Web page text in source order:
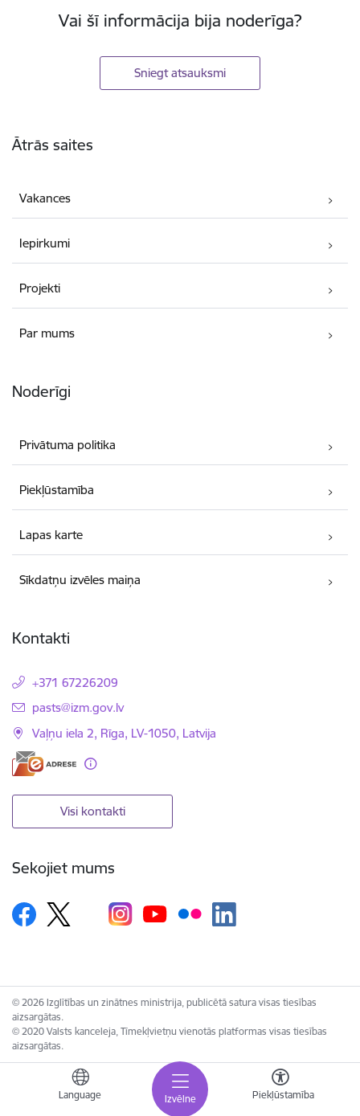
Izvēlne
Language Piekļūstamība
Vai šī informācija bija noderīga?
Sniegt atsauksmi
Ātrās saites
Vakances
Iepirkumi
Projekti
Par mums
Noderīgi
Privātuma politika
Piekļūstamība
Lapas karte
Sīkdatņu izvēles maiņa
Kontakti
+371 67226209
E-pasts:
pasts@izm.gov.lv
Vaļņu iela 2, Rīga, LV-1050, Latvija
Visi kontakti
Sekojiet mums
© 2026 Izglītības un zinātnes ministrija, publicētā satura visas tiesības
aizsargātas.
© 2020 Valsts kanceleja, Tīmekļvietņu vienotās platformas visas tiesības
aizsargātas.